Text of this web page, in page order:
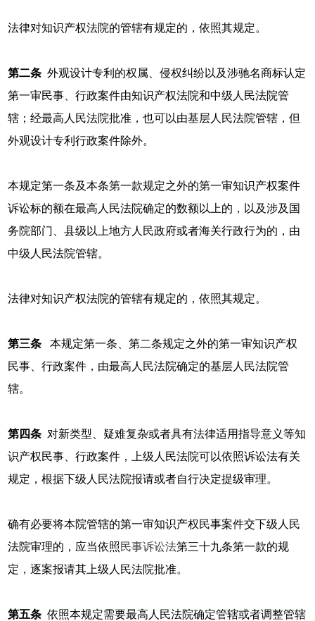
法律对知识产权法院的管辖有规定的，依照其规定。
第二条 外观设计专利的权属、侵权纠纷以及涉驰名商标认定
第一审民事、行政案件由知识产权法院和中级人民法院管
辖；经最高人民法院批准，也可以由基层人民法院管辖，但
外观设计专利行政案件除外。
本规定第一条及本条第一款规定之外的第一审知识产权案件
诉讼标的额在最高人民法院确定的数额以上的，以及涉及国
务院部门、县级以上地方人民政府或者海关行政行为的，由
中级人民法院管辖。
法律对知识产权法院的管辖有规定的，依照其规定。
第三条 本规定第一条、第二条规定之外的第一审知识产权
民事、行政案件，由最高人民法院确定的基层人民法院管
辖。
第四条 对新类型、疑难复杂或者具有法律适用指导意义等知
识产权民事、行政案件，上级人民法院可以依照诉讼法有关
规定，根据下级人民法院报请或者自行决定提级审理。
确有必要将本院管辖的第一审知识产权民事案件交下级人民
法院审理的，应当依照民事诉讼法第三十九条第一款的规
定，逐案报请其上级人民法院批准。
第五条 依照本规定需要最高人民法院确定管辖或者调整管辖